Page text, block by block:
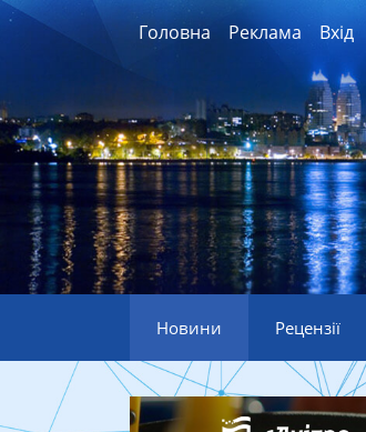
Головна Реклама Вхід
Новини Рецензії